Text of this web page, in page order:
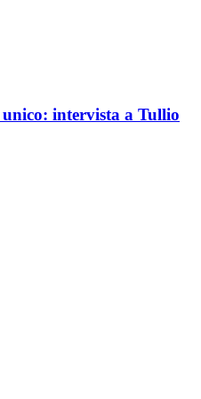
intervista a Tullio